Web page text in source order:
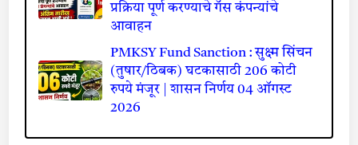
प्रक्रिया पूर्ण करण्याचे गॅस कंपन्यांचे
आवाहन
PMKSY Fund Sanction : सुक्ष्म सिंचन
(तुषार/ठिबक) घटकासाठी 206 कोटी
रुपये मंजूर | शासन निर्णय 04 ऑगस्ट
2026